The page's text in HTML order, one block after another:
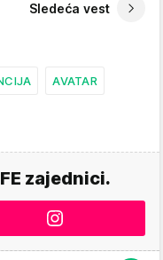
Sledeća vest
AVATAR
zajednici.